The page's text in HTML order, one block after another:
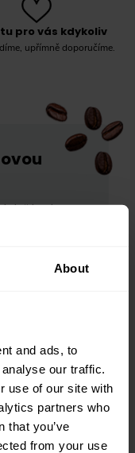
About
and ads, to
our traffic.
use of our site with
partners who
that you’ve
from your use
pro vás kdykoliv
upřímně doporučíme.
bude o